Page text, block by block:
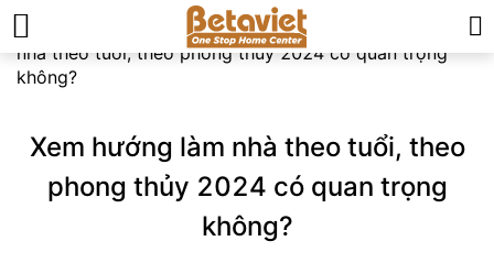
Kiến thức phong thủy»
nhà theo tuổi, theo phong thủy 2024 có quan trọng
không?
Xem hướng làm nhà theo tuổi, theo
phong thủy 2024 có quan trọng
không?